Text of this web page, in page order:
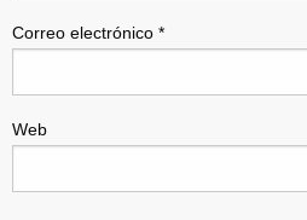
Correo electrónico *
Web